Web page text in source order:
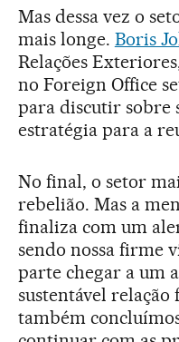
Mas dessa vez o
mais longe. Boris
Relações
no Foreign Office
para discutir sobre
estratégia para a
No final, o setor
rebelião. Mas a
finaliza com um
sendo nossa firme
parte chegar a um
sustentável relação
também